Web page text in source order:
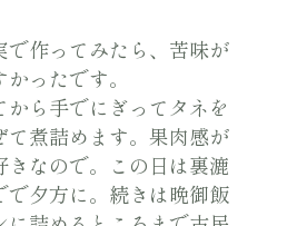
で作ってみたら、苦味が
ったです。
から手でにぎってタネを
て煮詰めます。果肉感が
きなので。この日は裏漉
で夕方に。続きは晩御飯